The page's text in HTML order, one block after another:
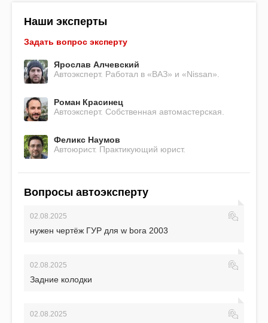
Наши эксперты
Задать вопрос эксперту
Ярослав Алчевский
Автоэксперт. Работал в «ВАЗ» и «Nissan».
Роман Красинец
Автоэксперт. Собственная автомастерская.
Феликс Наумов
Автоюрист. Практикующий юрист.
Вопросы автоэксперту
02.08.2025
нужен чертёж ГУР для w bora 2003
02.08.2025
Задние колодки
02.08.2025